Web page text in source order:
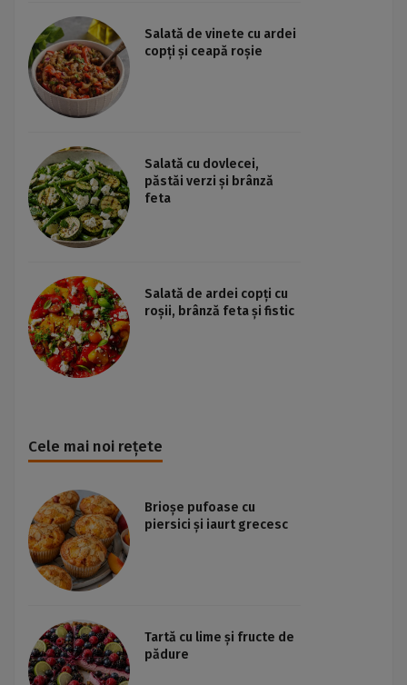
Salată de vinete cu ardei
copți și ceapă roșie
Salată cu dovlecei,
păstăi verzi și brânză
feta
Salată de ardei copți cu
roșii, brânză feta și fistic
Cele mai noi rețete
Brioșe pufoase cu
piersici și iaurt grecesc
Tartă cu lime și fructe de
pădure